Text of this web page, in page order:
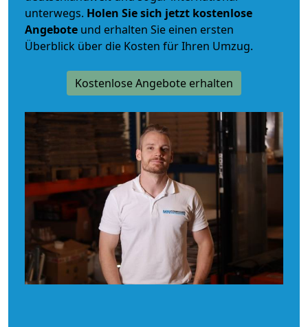
unterwegs. Holen Sie sich jetzt kostenlose
Angebote und erhalten Sie einen ersten
Überblick über die Kosten für Ihren Umzug.
Kostenlose Angebote erhalten